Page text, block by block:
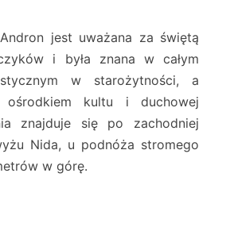
n
A
n
d
r
o
n
jest uważana za świętą
i była znana w całym
w starożytności, a
kultu i duchowej
znajduje się po zachodniej
Nida, u podnóża stromego
w górę.